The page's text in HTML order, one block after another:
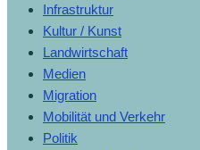
Infrastruktur
Kultur / Kunst
Landwirtschaft
Medien
Migration
Mobilität und Verkehr
Politik